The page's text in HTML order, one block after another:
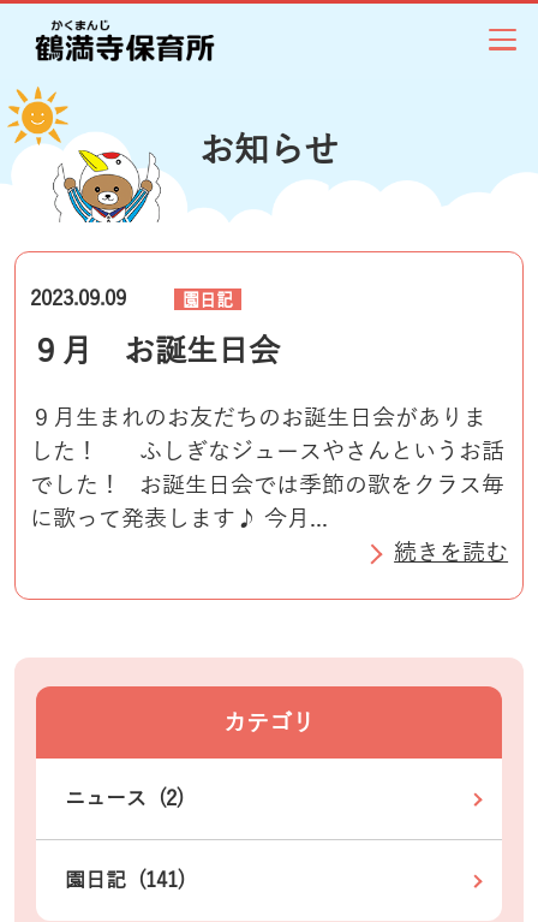
お知らせ
2023.09.09 園日記
９月 お誕生日会
９月生まれのお友だちのお誕生日会がありま
した！ ふしぎなジュースやさんというお話
でした！ お誕生日会では季節の歌をクラス毎
に歌って発表します♪ 今月...
続きを読む
カテゴリ
ニュース (2)
園日記 (141)